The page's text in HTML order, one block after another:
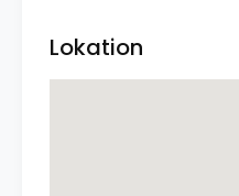
Lokation